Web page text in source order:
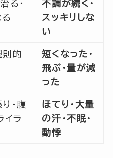
る・
不調が続く・
スッキリしな
い
則的
短くなった・
飛ぶ・量が減
った
・腹
イラ
ほてり・大量
の汗・不眠・
動悸